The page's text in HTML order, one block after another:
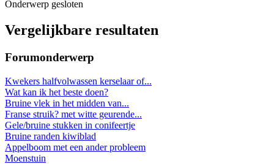
Onderwerp gesloten
Vergelijkbare resultaten
Forumonderwerp
Kwekers halfvolwassen kerselaar of...
Wat kan ik het beste doen?
Bruine vlek in het midden van...
Franse struik? met witte geurende...
Gele/bruine stukken in conifeertje
Bruine randen kiwiblad
Appelboom met een ander probleem
Moenstuin